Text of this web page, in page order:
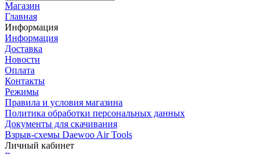
Магазин
Главная
Информация
Информация
Доставка
Новости
Оплата
Контакты
Режимы
Правила и условия магазина
Политика обработки персональных данных
Документы для скачивания
Взрыв-схемы Daewoo Air Tools
Личный кабинет